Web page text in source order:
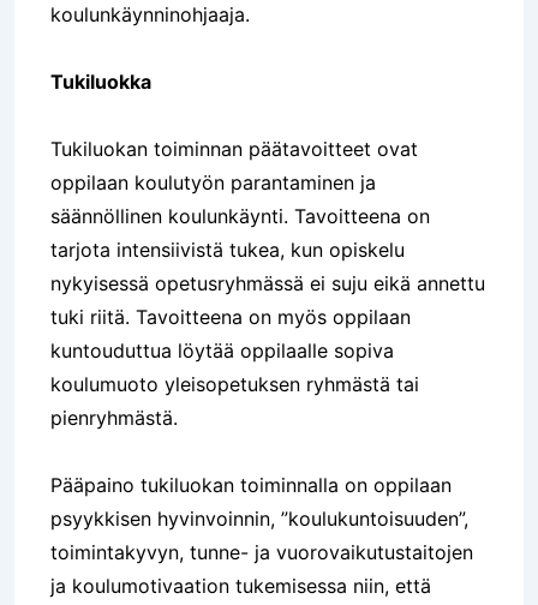
koulunkäynninohjaaja.
Tukiluokka
Tukiluokan toiminnan päätavoitteet ovat
oppilaan koulutyön parantaminen ja
säännöllinen koulunkäynti. Tavoitteena on
tarjota intensiivistä tukea, kun opiskelu
nykyisessä opetusryhmässä ei suju eikä annettu
tuki riitä. Tavoitteena on myös oppilaan
kuntouduttua löytää oppilaalle sopiva
koulumuoto yleisopetuksen ryhmästä tai
pienryhmästä.
Pääpaino tukiluokan toiminnalla on oppilaan
psyykkisen hyvinvoinnin, ”koulukuntoisuuden”,
toimintakyvyn, tunne- ja vuorovaikutustaitojen
ja koulumotivaation tukemisessa niin, että